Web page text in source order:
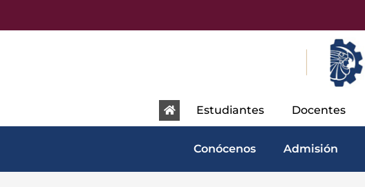
Estudiantes Docentes
Conócenos Admisión